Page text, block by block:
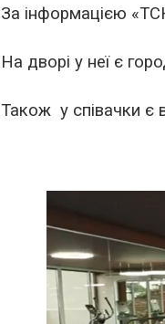
За інформацією
На дворі у неї є
Також у співачки є